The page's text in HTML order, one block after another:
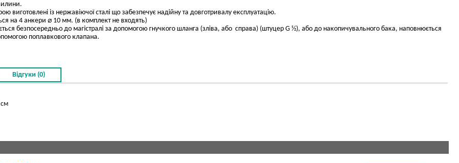
виготовлені із нержавіючої сталі що забезпечує надійну та довготривалу експлуатацію.
на 4 анкери ⌀ 10 мм. (в комплект не входять)
безпосередньо до магістралі за допомогою гнучкого шланга (зліва, або справа) (штуцер G ½), або до накопичувального бака, наповнюється
поплавкового клапана.
Відгуки (0)